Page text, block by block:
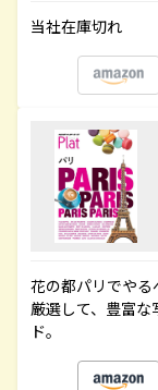
当社在庫切れ
花の都パリでや
厳選して、豊富な
ド。